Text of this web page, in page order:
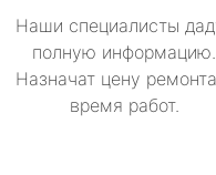
Наши специалисты
полную информацию.
Назначат цену
время работ.